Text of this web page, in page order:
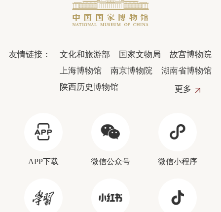
友情链接： 文化和旅游部 国家文物局
故宫博物院
上海博物馆
南京博物院
湖南省博物馆
陕西历史博物馆
更多
APP下载 微信公众号 微信小程序